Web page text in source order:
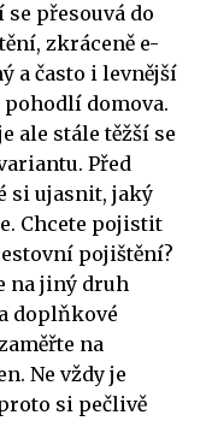
přesouvá do
zkráceně e-
a často i levnější
domova.
ale stále těžší se
Před
si ujasnit, jaký
Chcete pojistit
pojištění?
na jiný druh
doplňkové
na
Ne vždy je
si pečlivě